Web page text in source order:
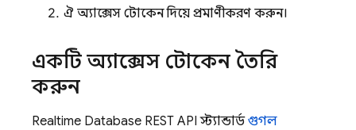
ঐ অ্যাক্সেস টোকেন দিয়ে প্রমাণীকরণ করুন।
একটি অ্যাক্সেস টোকেন তৈরি
করুন
Realtime Database REST API স্ট্যান্ডার্ডগুগল